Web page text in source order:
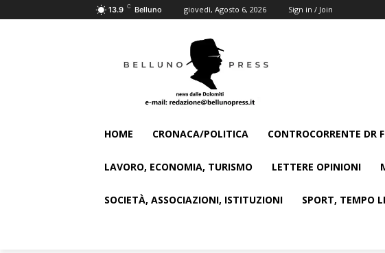
13.9 C Belluno giovedì, Agosto 6, 2026 Sign in / Join
HOME CRONACA/POLITICA CONTROCORRENTE DR
LAVORO, ECONOMIA, TURISMO LETTERE OPINIONI
SOCIETÀ, ASSOCIAZIONI, ISTITUZIONI SPORT, TEMPO